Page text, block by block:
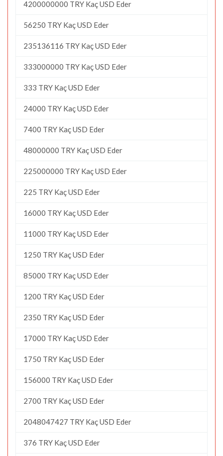
4200000000 TRY Kaç USD Eder
56250 TRY Kaç USD Eder
235136116 TRY Kaç USD Eder
333000000 TRY Kaç USD Eder
333 TRY Kaç USD Eder
24000 TRY Kaç USD Eder
7400 TRY Kaç USD Eder
48000000 TRY Kaç USD Eder
225000000 TRY Kaç USD Eder
225 TRY Kaç USD Eder
16000 TRY Kaç USD Eder
11000 TRY Kaç USD Eder
1250 TRY Kaç USD Eder
85000 TRY Kaç USD Eder
1200 TRY Kaç USD Eder
2350 TRY Kaç USD Eder
17000 TRY Kaç USD Eder
1750 TRY Kaç USD Eder
156000 TRY Kaç USD Eder
2700 TRY Kaç USD Eder
2048047427 TRY Kaç USD Eder
376 TRY Kaç USD Eder